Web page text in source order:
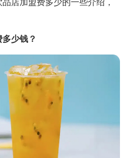
店加盟费多少的一些介绍，
少钱？